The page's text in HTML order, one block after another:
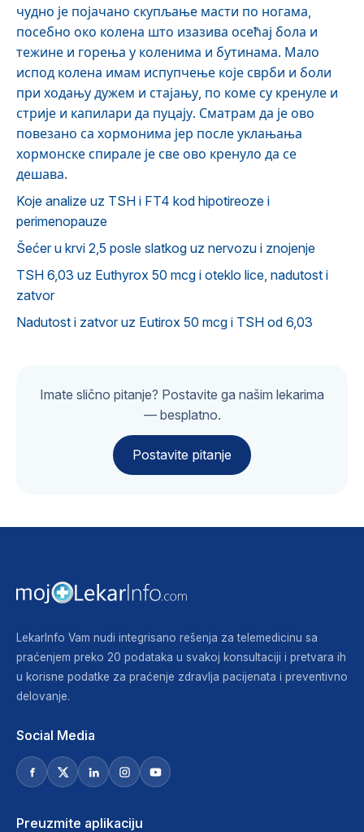
чудно је појачано скупљање масти по ногама,
посебно око колена што изазива осећај бола и
тежине и горења у коленима и бутинама. Мало
испод колена имам испупчење које сврби и боли
при ходању дужем и стајању, по коме су кренуле и
стрије и капилари да пуцају. Сматрам да је ово
повезано са хормонима јер после уклањања
хормонске спирале је све ово кренуло да се
дешава.
Koje analize uz TSH i FT4 kod hipotireoze i
perimenopauze
Šećer u krvi 2,5 posle slatkog uz nervozu i znojenje
TSH 6,03 uz Euthyrox 50 mcg i oteklo lice, nadutost i
zatvor
Nadutost i zatvor uz Eutirox 50 mcg i TSH od 6,03
Imate slično pitanje? Postavite ga našim lekarima
— besplatno.
Postavite pitanje
LekarInfo Vam nudi integrisano rešenja za telemedicinu sa
praćenjem preko 20 podataka u svakoj konsultaciji i pretvara ih
u korisne podatke za praćenje zdravlja pacijenata i preventivno
delovanje.
Social Media
Preuzmite aplikaciju